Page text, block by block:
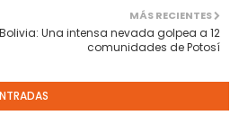
MÁS RECIENTES
Bolivia: Una intensa nevada golpea a 12
comunidades de Potosí